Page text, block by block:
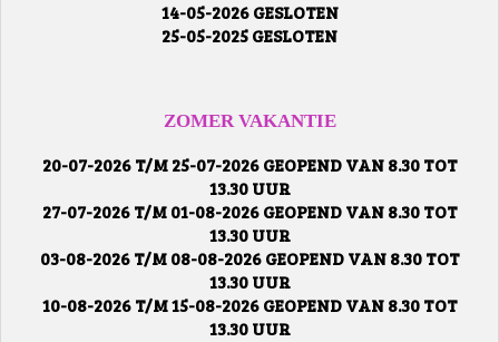
14-05-2026 GESLOTEN
25-05-2025 GESLOTEN
ZOMER VAKANTIE
20-07-2026 T/M 25-07-2026 GEOPEND VAN 8.30 TOT
13.30 UUR
27-07-2026 T/M 01-08-2026 GEOPEND VAN 8.30 TOT
13.30 UUR
03-08-2026 T/M 08-08-2026 GEOPEND VAN 8.30 TOT
13.30 UUR
10-08-2026 T/M 15-08-2026 GEOPEND VAN 8.30 TOT
13.30 UUR